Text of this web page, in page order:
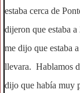
estaba cerca de
dijeron que estaba
me dijo que estaba
llevara. Hablamos
dijo que había muy